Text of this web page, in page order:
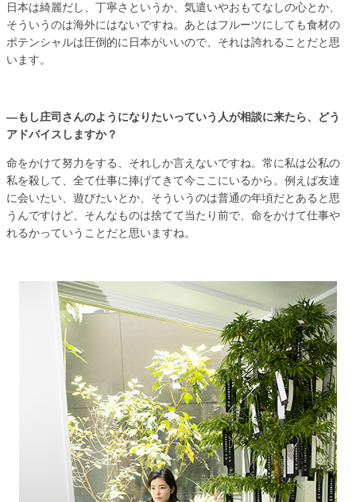
日本は綺麗だし、丁寧さというか、気遣いやおもてなしの心とか、
そういうのは海外にはないですね。あとはフルーツにしても食材の
ポテンシャルは圧倒的に日本がいいので、それは誇れることだと思
います。
―もし庄司さんのようになりたいっていう人が相談に来たら、どう
アドバイスしますか？
命をかけて努力をする、それしか言えないですね。常に私は公私の
私を殺して、全て仕事に捧げてきて今ここにいるから。例えば友達
に会いたい、遊びたいとか、そういうのは普通の年頃だとあると思
うんですけど、そんなものは捨てて当たり前で、命をかけて仕事や
れるかっていうことだと思いますね。